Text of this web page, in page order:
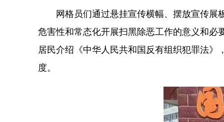
网格员们通过悬挂宣传横幅、摆放宣传
危害性和常态化开展扫黑除恶工作的意义和必
居民介绍《中华人民共和国反有组织犯罪法》
度。